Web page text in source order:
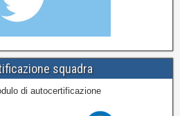
squadra
di autocertificazione